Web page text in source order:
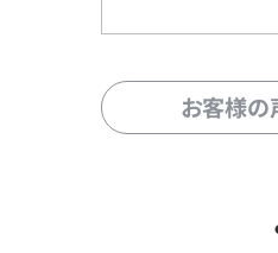
お客様